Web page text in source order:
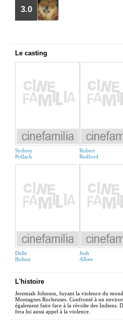
3.0
Le casting
Sydney
Pollack
Robert
Redford
Delle
Bolton
Josh
Albee
L'histoire
Jeremiah Johnson, fuyant la violence du
Montagnes Rocheuses. Confronté à un
également faire face à la révolte des Indiens.
fera lui aussi appel à la violence.